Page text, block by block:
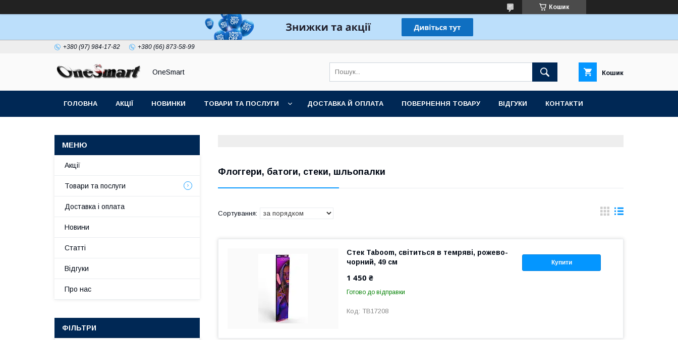
Кошик
+380 (97) 984-17-82 +380 (66) 873-58-99
OneSmart Кошик
ГОЛОВНА АКЦІЇ НОВИНКИ ТОВАРИ ТА ПОСЛУГИ ДОСТАВКА Й ОПЛАТА ПОВЕРНЕННЯ ТОВАРУ ВІДГУКИ КОНТАКТИ
Флоггери, батоги, стеки, шльопалки
Купити
Стек Taboom, світиться в темряві, рожево-
чорний, 49 см
1 450 ₴
Готово до відправки
TB17208
Акції
Товари та послуги
Доставка і оплата
Новини
Статті
Відгуки
Про нас
ФІЛЬТРИ